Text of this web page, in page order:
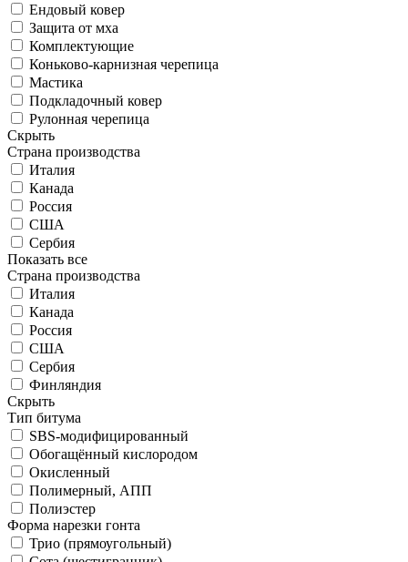
Ендовый ковер
Защита от мха
Комплектующие
Коньково-карнизная черепица
Мастика
Подкладочный ковер
Рулонная черепица
Скрыть
Страна производства
Италия
Канада
Россия
США
Сербия
Показать все
Страна производства
Италия
Канада
Россия
США
Сербия
Финляндия
Скрыть
Тип битума
SBS-модифицированный
Обогащённый кислородом
Окисленный
Полимерный, АПП
Полиэстер
Форма нарезки гонта
Трио (прямоугольный)